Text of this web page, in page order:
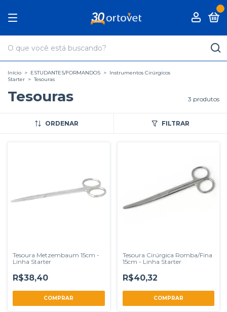
Início > ESTUDANTES/FORMANDOS > Instrumentos Cirúrgicos
Starter > Tesouras
Tesouras 3 produtos
ORDENAR FILTRAR
Tesoura Metzembaum 15cm -
Linha Starter
R$38,40
COMPRAR
Tesoura Cirúrgica Romba/Fina
15cm - Linha Starter
R$40,32
COMPRAR